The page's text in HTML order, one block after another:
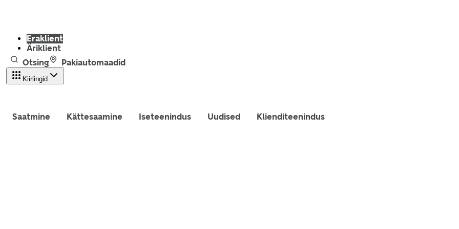
Eraklient
Äriklient
Otsing
Pakiautomaadid
Kiirlingid
Saatmine Kättesaamine Iseteenindus Uudised Klienditeenindus